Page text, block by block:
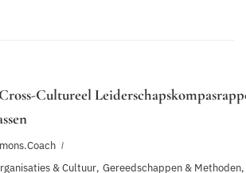
Cultureel
& Cultuur, Gereedschappen & Methoden,